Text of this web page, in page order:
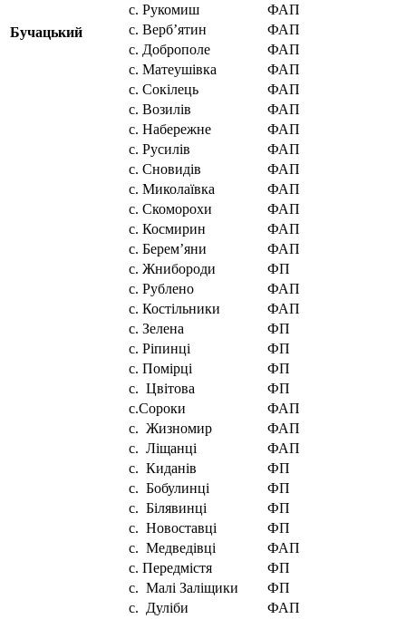
Бучацький
с. Рукомиш
ФАП
с. Верб’ятин
ФАП
с. Доброполе
ФАП
с. Матеушівка
ФАП
с. Сокілець
ФАП
с. Возилів
ФАП
с. Набережне
ФАП
с. Русилів
ФАП
с. Сновидів
ФАП
с. Миколаївка
ФАП
с. Скоморохи
ФАП
с. Космирин
ФАП
с. Берем’яни
ФАП
с. Жнибороди
ФП
с. Рублено
ФАП
с. Костільники
ФАП
с. Зелена
ФП
с. Ріпинці
ФП
с. Помірці
ФП
с. Цвітова
ФП
с.Сороки
ФАП
с. Жизномир
ФАП
с. Ліщанці
ФАП
с. Киданів
ФП
с. Бобулинці
ФП
с. Білявинці
ФП
с. Новоставці
ФП
с. Медведівці
ФАП
с. Передмістя
ФП
с. Малі Заліщики
ФП
с. Дуліби
ФАП